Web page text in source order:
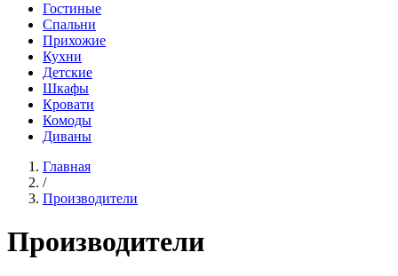
Гостиные
Спальни
Прихожие
Кухни
Детские
Шкафы
Кровати
Комоды
Диваны
Главная
/
Производители
Производители